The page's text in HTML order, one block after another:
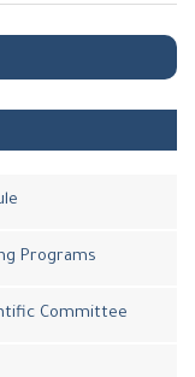
Programs
Committee